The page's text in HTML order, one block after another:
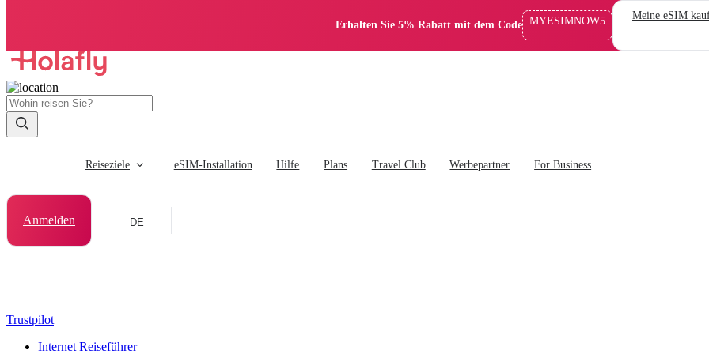
Erhalten Sie 5% Rabatt mit dem Code MYESIMNOW5 Meine eSIM
Reiseziele eSIM-Installation Hilfe Plans Travel Club Werbepartner For Business
Anmelden DE
Trustpilot
Internet Reiseführer